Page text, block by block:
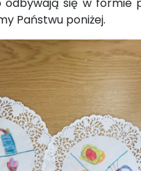
Państwu poniżej.